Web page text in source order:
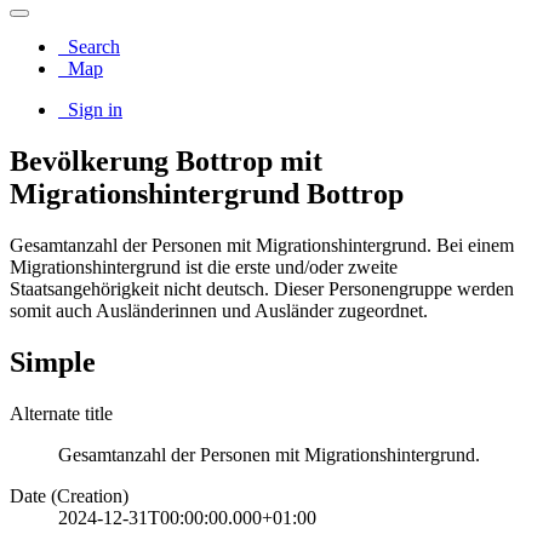
Search
Map
Sign in
Bevölkerung Bottrop mit
Migrationshintergrund Bottrop
Gesamtanzahl der Personen mit Migrationshintergrund. Bei einem
Migrationshintergrund ist die erste und/oder zweite
Staatsangehörigkeit nicht deutsch. Dieser Personengruppe werden
somit auch Ausländerinnen und Ausländer zugeordnet.
Simple
Alternate title
Gesamtanzahl der Personen mit Migrationshintergrund.
Date (Creation)
2024-12-31T00:00:00.000+01:00